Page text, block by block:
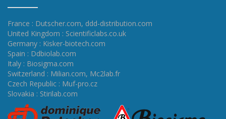
France : Dutscher.com, ddd-distribution.com
United Kingdom : Scientificlabs.co.uk
Germany : Kisker-biotech.com
Spain : Ddbiolab.com
Italy : Biosigma.com
Switzerland : Milian.com, Mc2lab.fr
Czech Republic : Muf-pro.cz
Slovakia : Stirilab.com